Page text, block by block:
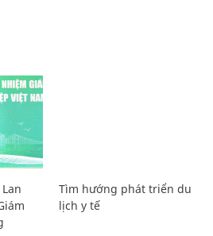
Tìm hướng phát triển du
lịch y tế